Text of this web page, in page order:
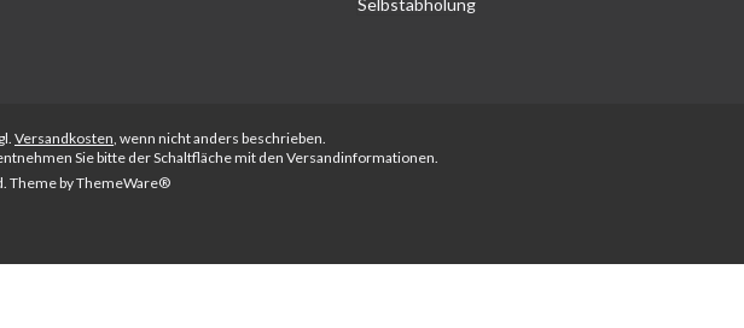
Versandkosten, wenn nicht anders beschrieben.
Sie bitte der Schaltfläche mit den Versandinformationen.
Theme byThemeWare®